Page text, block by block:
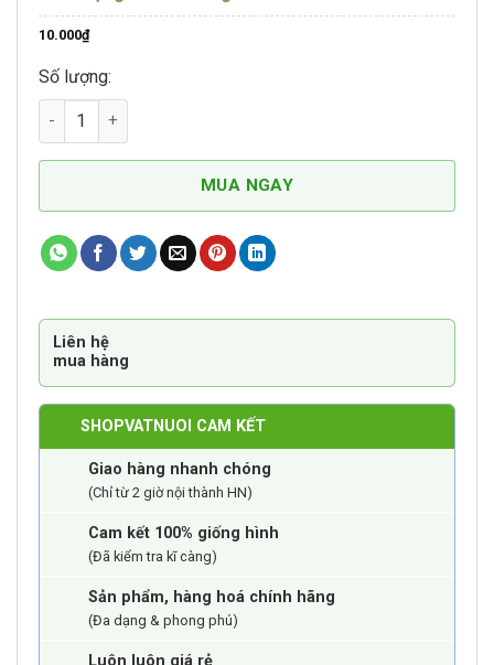
10.000₫
Số lượng:
Chuông Đồng Vàng Đeo Cổ Cho Chó Mèo số lượng
MUA NGAY
Liên hệ
mua hàng
SHOPVATNUOI CAM KẾT
Giao hàng nhanh chóng
(Chỉ từ 2 giờ nội thành HN)
Cam kết 100% giống hình
(Đã kiểm tra kĩ càng)
Sản phẩm, hàng hoá chính hãng
(Đa dạng & phong phú)
Luôn luôn giá rẻ